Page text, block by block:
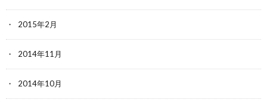
2015年2月
2014年11月
2014年10月